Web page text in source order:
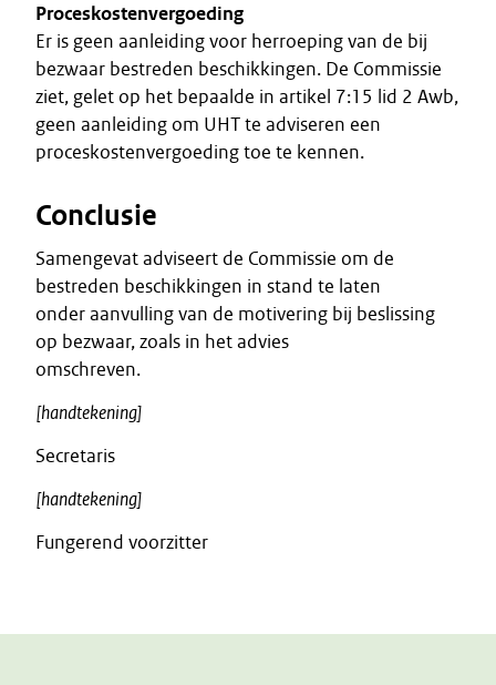
Proceskostenvergoeding
Er is geen aanleiding voor herroeping van de bij
bezwaar bestreden beschikkingen. De Commissie
ziet, gelet op het bepaalde in artikel 7:15 lid 2 Awb,
geen aanleiding om UHT te adviseren een
proceskostenvergoeding toe te kennen.
Conclusie
Samengevat adviseert de Commissie om de
bestreden beschikkingen in stand te laten
onder aanvulling van de motivering bij beslissing
op bezwaar, zoals in het advies
omschreven.
[handtekening]
Secretaris
[handtekening]
Fungerend voorzitter